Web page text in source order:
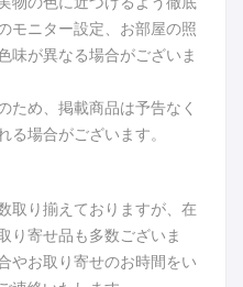
モニター設定、お部屋の照
味が異なる場合がございま
め、掲載商品は予告なく
る場合がございます。
取り揃えておりますが、在
り寄せ品も多数ございま
やお取り寄せのお時間をい